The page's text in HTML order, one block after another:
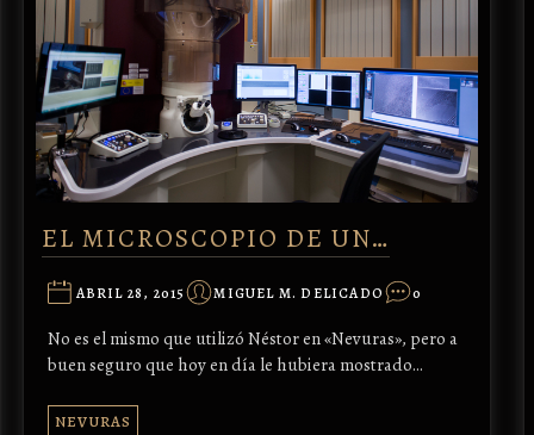
EL MICROSCOPIO DE UN…
ABRIL 28, 2015 MIGUEL M. DELICADO 0
No es el mismo que utilizó Néstor en «Nevuras», pero a
buen seguro que hoy en día le hubiera mostrado…
NEVURAS